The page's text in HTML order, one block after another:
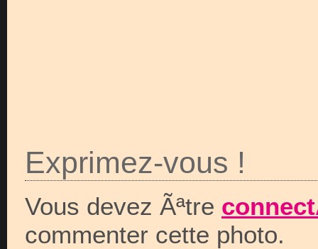
Exprimez-vous !
Vous devez Ãªtre
commenter cette photo.